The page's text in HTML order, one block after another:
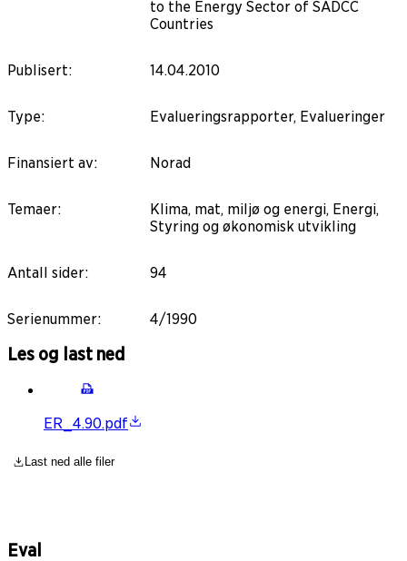
to the Energy Sector of SADCC
Countries
Publisert: 14.04.2010
Type: Evalueringsrapporter, Evalueringer
Finansiert av: Norad
Temaer:
Klima, mat, miljø og energi, Energi,
Styring og økonomisk utvikling
Antall sider: 94
Serienummer: 4/1990
Les og last ned
ER_4.90.pdf
Last ned alle filer
Eval